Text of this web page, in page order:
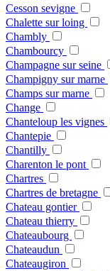
Cesson sevigne
Chalette sur loing
Chambly
Chambourcy
Champagne sur seine
Champigny sur marne
Champs sur marne
Change
Chanteloup les vignes
Chantepie
Chantilly
Charenton le pont
Chartres
Chartres de bretagne
Chateau gontier
Chateau thierry
Chateaubourg
Chateaudun
Chateaugiron